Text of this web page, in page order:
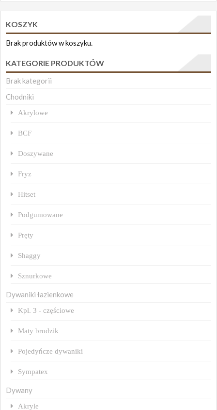
KOSZYK
Brak produktów w koszyku.
KATEGORIE PRODUKTÓW
Brak kategorii
Chodniki
Akrylowe
BCF
Doszywane
Fryz
Hitset
Podgumowane
Pręty
Shaggy
Sznurkowe
Dywaniki łazienkowe
Kpl. 3 - częściowe
Maty brodzik
Pojedyńcze dywaniki
Sympatex
Dywany
Akryle